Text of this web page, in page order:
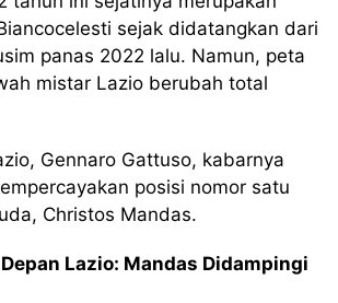
sejak didatangkan dari
panas 2022 lalu. Namun, peta
mistar Lazio berubah total
Gennaro Gattuso, kabarnya
posisi nomor satu
Christos Mandas.
Lazio: Mandas Didampingi